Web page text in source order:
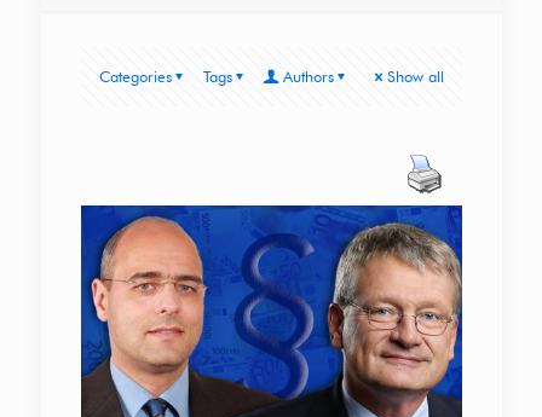
Categories Tags Authors Show all